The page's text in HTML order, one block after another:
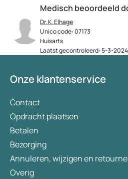
Medisch beoordeeld
Dr. K. Elhage
Unico code: 07173
Huisarts
Laatst gecontroleerd: 5-3-
Onze klantenservice
Contact
Opdracht plaatsen
Betalen
Bezorging
Annuleren, wijzigen en
Overig